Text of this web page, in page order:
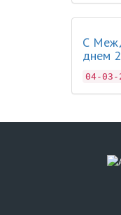
С
днем
04-03-